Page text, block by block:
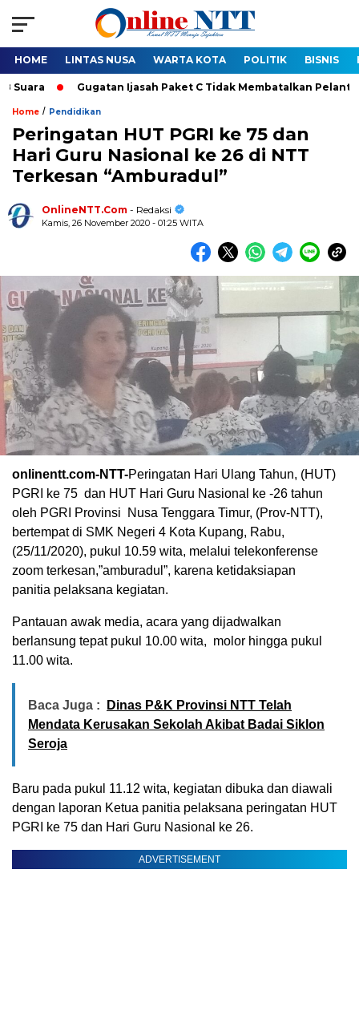
HOME LINTAS NUSA WARTA KOTA POLITIK BISNIS
Gugatan Ijasah Paket C Tidak Membatalkan Pelantikan
Home / Pendidikan
Peringatan HUT PGRI ke 75 dan
Hari Guru Nasional ke 26 di NTT
Terkesan “Amburadul”
OnlineNTT.Com - Redaksi
Kamis, 26 November 2020 - 01:25 WITA
onlinentt.com-NTT-Peringatan Hari Ulang Tahun, (HUT)
PGRI ke 75 dan HUT Hari Guru Nasional ke -26 tahun
oleh PGRI Provinsi Nusa Tenggara Timur, (Prov-NTT),
bertempat di SMK Negeri 4 Kota Kupang, Rabu,
(25/11/2020), pukul 10.59 wita, melalui telekonferense
zoom terkesan,”amburadul”, karena ketidaksiapan
panitia pelaksana kegiatan.
Pantauan awak media, acara yang dijadwalkan
berlansung tepat pukul 10.00 wita, molor hingga pukul
11.00 wita.
Baca Juga :
Dinas P&K Provinsi NTT Telah
Mendata Kerusakan Sekolah Akibat Badai Siklon
Seroja
Baru pada pukul 11.12 wita, kegiatan dibuka dan diawali
dengan laporan Ketua panitia pelaksana peringatan HUT
PGRI ke 75 dan Hari Guru Nasional ke 26.
ADVERTISEMENT